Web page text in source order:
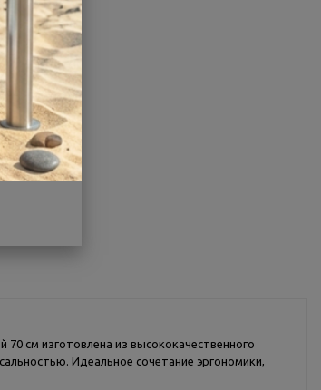
см изготовлена из высококачественного
Идеальное сочетание эргономики,